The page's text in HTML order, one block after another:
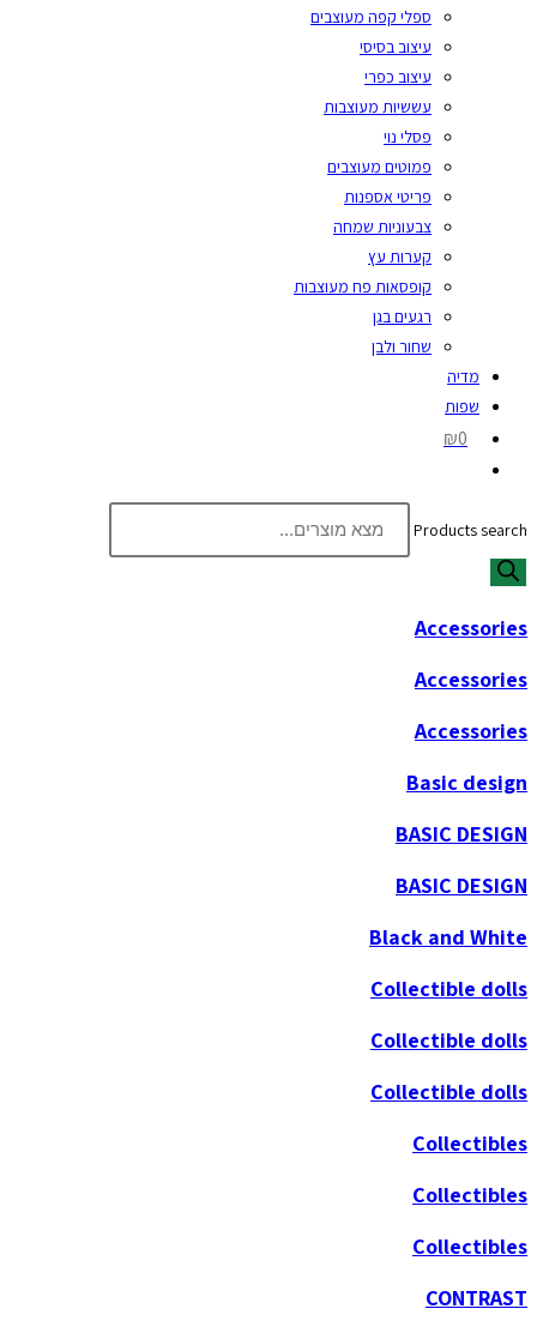
ספלי קפה מעוצבים
עיצוב בסיסי
עיצוב כפרי
עששיות מעוצבות
פסלי נוי
פמוטים מעוצבים
פריטי אספנות
צבעוניות שמחה
קערות עץ
קופסאות פח מעוצבות
רגעים בגן
שחור ולבן
מדיה
שפות
₪0
Products search
Accessories
Accessories
Accessories
Basic design
BASIC DESIGN
BASIC DESIGN
Black and White
Collectible dolls
Collectible dolls
Collectible dolls
Collectibles
Collectibles
Collectibles
CONTRAST